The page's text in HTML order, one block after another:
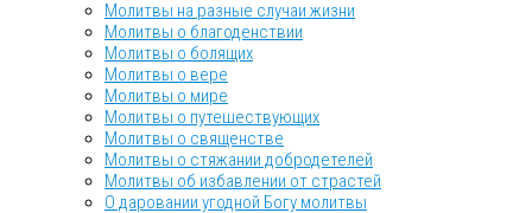
Молитвы на разные случаи жизни
Молитвы о благоденствии
Молитвы о болящих
Молитвы о вере
Молитвы о мире
Молитвы о путешествующих
Молитвы о священстве
Молитвы о стяжании добродетелей
Молитвы об избавлении от страстей
О даровании угодной Богу молитвы